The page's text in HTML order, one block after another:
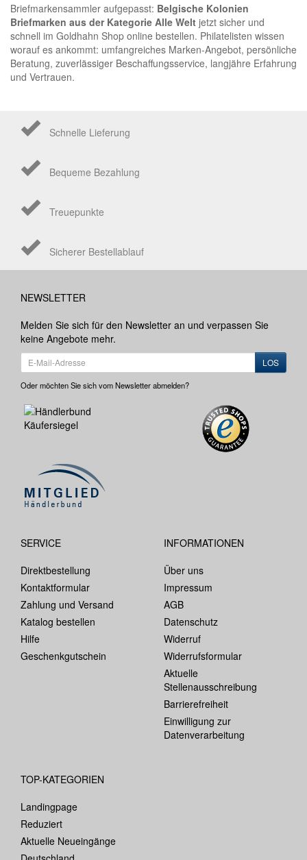
Briefmarkensammler aufgepasst: Belgische Kolonien
Briefmarken aus der Kategorie Alle Welt jetzt sicher und
schnell im Goldhahn Shop online bestellen. Philatelisten wissen
worauf es ankommt: umfangreiches Marken-Angebot, persönliche
Beratung, zuverlässiger Beschaffungsservice, langjähre Erfahrung
und Vertrauen.
Schnelle Lieferung
Bequeme Bezahlung
Treuepunkte
Sicherer Bestellablauf
NEWSLETTER
Melden Sie sich für den Newsletter an und verpassen Sie
keine Angebote mehr.
LOS
Oder möchten Sie sich vom Newsletter abmelden?
SERVICE
Direktbestellung
Kontaktformular
Zahlung und Versand
Katalog bestellen
Hilfe
Geschenkgutschein
INFORMATIONEN
Über uns
Impressum
AGB
Datenschutz
Widerruf
Widerrufsformular
Aktuelle
Stellenausschreibung
Barrierefreiheit
Einwilligung zur
Datenverarbeitung
TOP-KATEGORIEN
Landingpage
Reduziert
Aktuelle Neueingänge